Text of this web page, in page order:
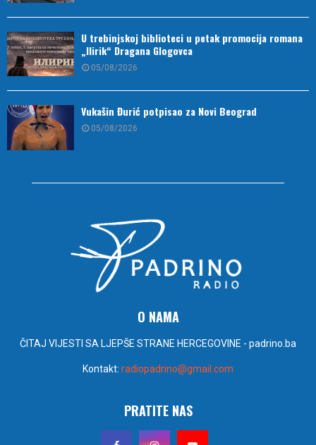
U trebinjskoj biblioteci u petak promocija romana
„Ilirik“ Dragana Glogovca
05/08/2026
Vukašin Đurić potpisao za Novi Beograd
05/08/2026
O NAMA
ČITAJ VIJESTI SA LJEPŠE STRANE HERCEGOVINE - padrino.ba
Kontakt: radiopadrino@gmail.com
PRATITE NAS